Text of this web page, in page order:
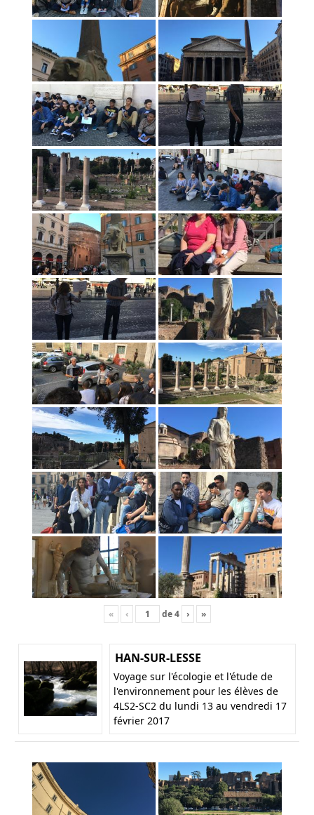
« ‹ de4 › »
HAN-SUR-LESSE
Voyage sur l'écologie et l'étude de
l'environnement pour les élèves de
4LS2-SC2 du lundi 13 au vendredi 17
février 2017